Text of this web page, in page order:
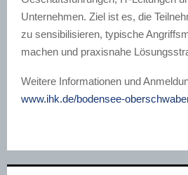
Unternehmen. Ziel ist es, die
zu sensibilisieren, typische
machen und praxisnahe
Weitere Informationen und
www.ihk.de/bodensee-